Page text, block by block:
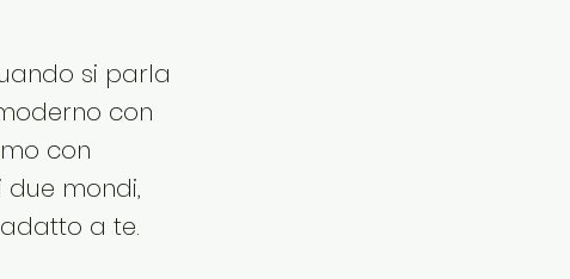
si parla
con
con
due mondi,
a te.